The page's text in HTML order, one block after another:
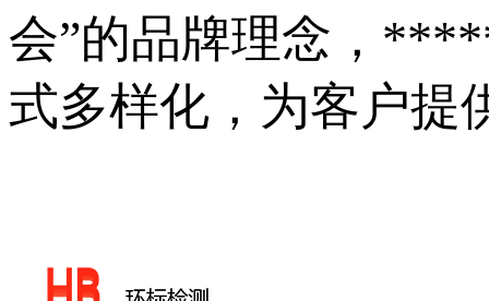
会”的品牌理念，
式多样化，为客户提